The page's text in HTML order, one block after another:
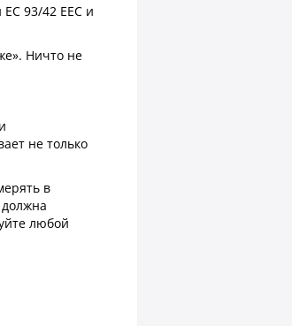
93/42 EEC и
Ничто не
не только
в
любой